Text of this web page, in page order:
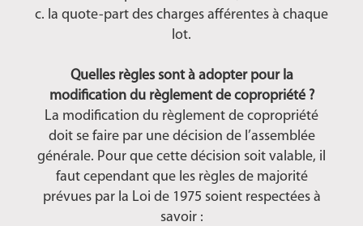
c. la quote-part des charges afférentes à chaque
lot.
Quelles règles sont à adopter pour la
modification du règlement de copropriété ?
La modification du règlement de copropriété
doit se faire par une décision de l’assemblée
générale. Pour que cette décision soit valable, il
faut cependant que les règles de majorité
prévues par la Loi de 1975 soient respectées à
savoir :